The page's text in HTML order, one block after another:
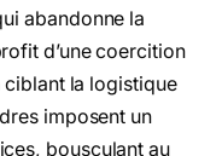
abandonne la
d’une coercition
ciblant la logistique
imposent un
bousculant au